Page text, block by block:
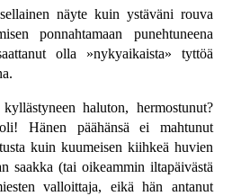
näyte kuin ystäväni rouva
ponnahtamaan punehtuneena
olla »nykyaikaista» tyttöä
haluton, hermostunut?
Hänen päähänsä ei mahtunut
kuin kuumeisen kiihkeä huvien
saakka (tai oikeammin iltapäivästä
valloittaja, eikä hän antanut